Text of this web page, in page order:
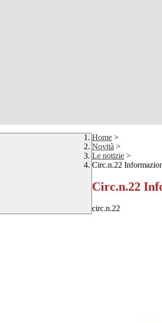
Home >
Novità >
Le notizie >
Circ.n.22
Circ.n.22
circ.n.22